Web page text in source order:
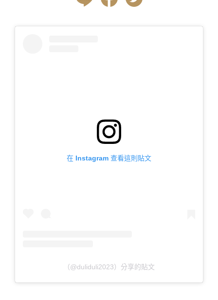
在 Instagram 查看這則貼文
（@duliduli2023）分享的貼文